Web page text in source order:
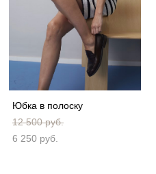
Юбка в полоску
12 500 pуб.
6 250 pуб.